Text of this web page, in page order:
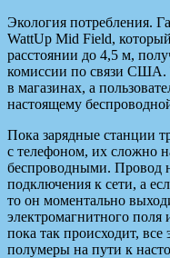
Экология потребления.
WattUp Mid Field,
расстоянии до 4,5 м,
комиссии по связи США.
в магазинах, а
настоящему
Пока зарядные станции
с телефоном, их сложно
беспроводными. Провод
подключения к сети, а
то он моментально
электромагнитного поля
пока так происходит,
полумеры на пути к